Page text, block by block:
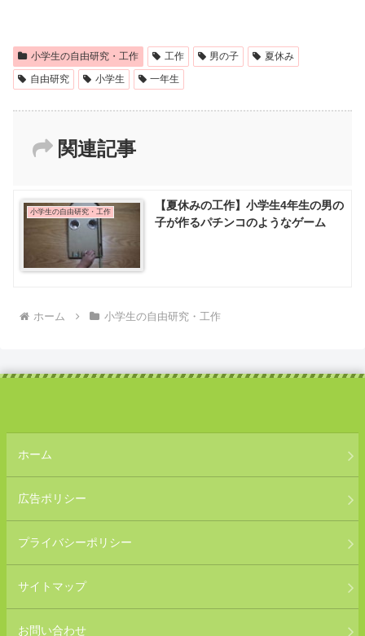
小学生の自由研究・工作 工作 男の子
夏休み
自由研究
小学生 一年生
関連記事
小学生の自由研究・工作
【夏休みの工作】小学生4年生の男の
子が作るパチンコのようなゲーム
ホーム 小学生の自由研究・工作
ホーム
広告ポリシー
プライバシーポリシー
サイトマップ
お問い合わせ